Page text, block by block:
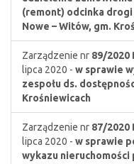
(remont) odcinka drogi
Nowe – Witów, gm.
Zarządzenie nr 89/2020
lipca 2020 - w sprawie
zespołu ds.
Krośniewicach
Zarządzenie nr 87/2020
lipca 2020 - w sprawie
wykazu